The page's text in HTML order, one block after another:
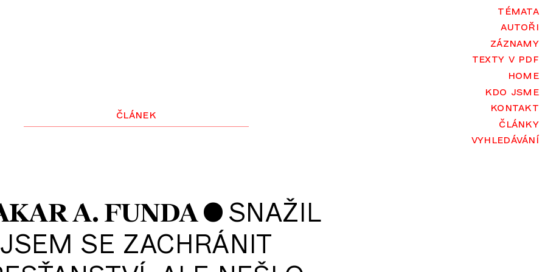
témata
autoři
záznamy
texty v pdf
home
kdo jsme
kontakt
články
vyhledávání
článek
A. FUNDA • SNAŽIL
JSEM SE ZACHRÁNIT